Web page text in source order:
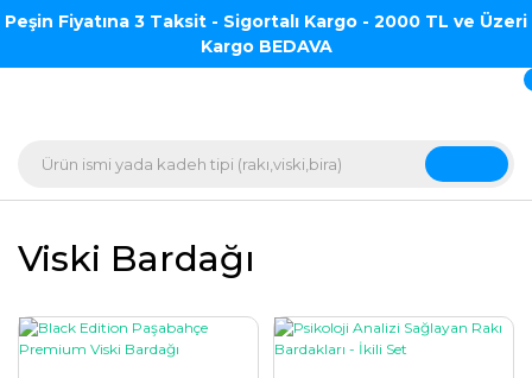
Peşin Fiyatına 3 Taksit - Sigortalı Kargo - 2000 TL ve Üzeri
Kargo BEDAVA
Viski Bardağı